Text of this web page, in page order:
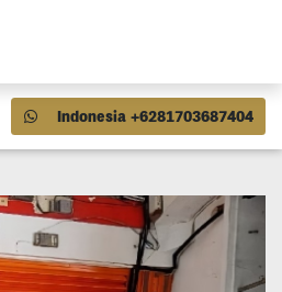
Indonesia +6281703687404